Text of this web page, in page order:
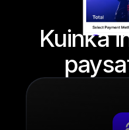
Kuinka